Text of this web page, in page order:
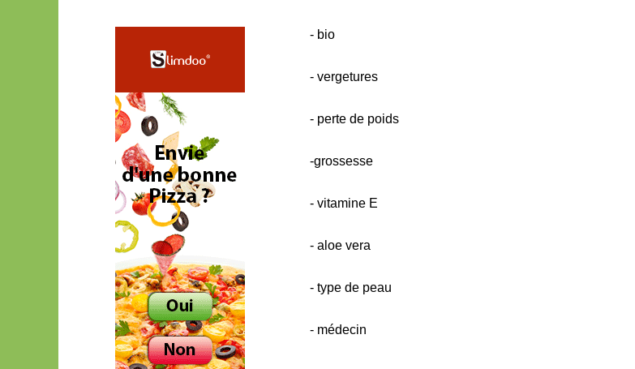
- bio
- vergetures
- perte de poids
-grossesse
- vitamine E
- aloe vera
- type de peau
- médecin